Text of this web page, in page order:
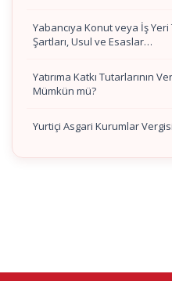
Yabancıya Konut veya İş
Şartları, Usul ve Esaslar…
Yatırıma Katkı Tutarlarının
Mümkün mü?
Yurtiçi Asgari Kurumlar